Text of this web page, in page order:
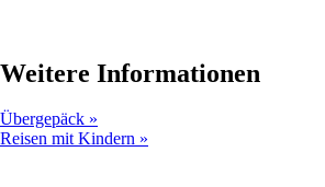
Weitere Informationen
Übergepäck
Reisen mit Kindern